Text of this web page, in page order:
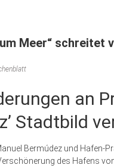
Meer“ schreitet
an
Stadtbild
Bermúdez und Hafen-
des Hafens